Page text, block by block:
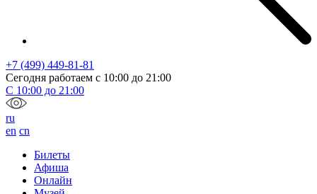
+7 (499) 449-81-81
Сегодня работаем с 10:00 до 21:00
С 10:00 до 21:00
ru
en cn
Билеты
Афиша
Онлайн